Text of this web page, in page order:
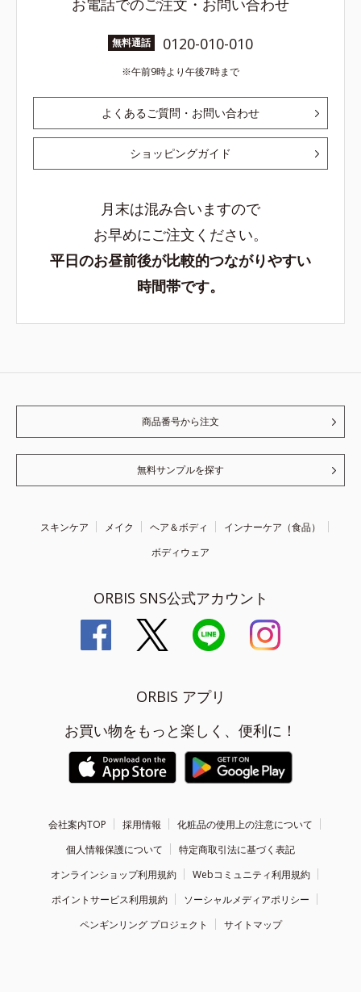
無料通話 0120-010-010
午前9時より午後7時まで
よくあるご質問・お問い合わせ
ショッピングガイド
月末は混み合いますので
お早めにご注文ください。
平日のお昼前後が比較的つながりやすい
時間帯です。
商品番号から注文
無料サンプルを探す
スキンケア メイク ヘア＆ボディ
インナーケア（食品）
ボディウェア
ORBIS SNS公式アカウント
ORBIS アプリ
お買い物をもっと楽しく、便利に！
会社案内TOP 採用情報
化粧品の使用上の注意について
個人情報保護について
特定商取引法に基づく表記
オンラインショップ利用規約
Webコミュニティ利用規約
ポイントサービス利用規約
ソーシャルメディアポリシー
ペンギンリング プロジェクト
サイトマップ